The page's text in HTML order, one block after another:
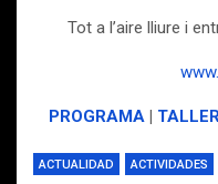
Tot a l’aire lliure i
PROGRAMA|
ACTUALIDAD ACTIVIDADES